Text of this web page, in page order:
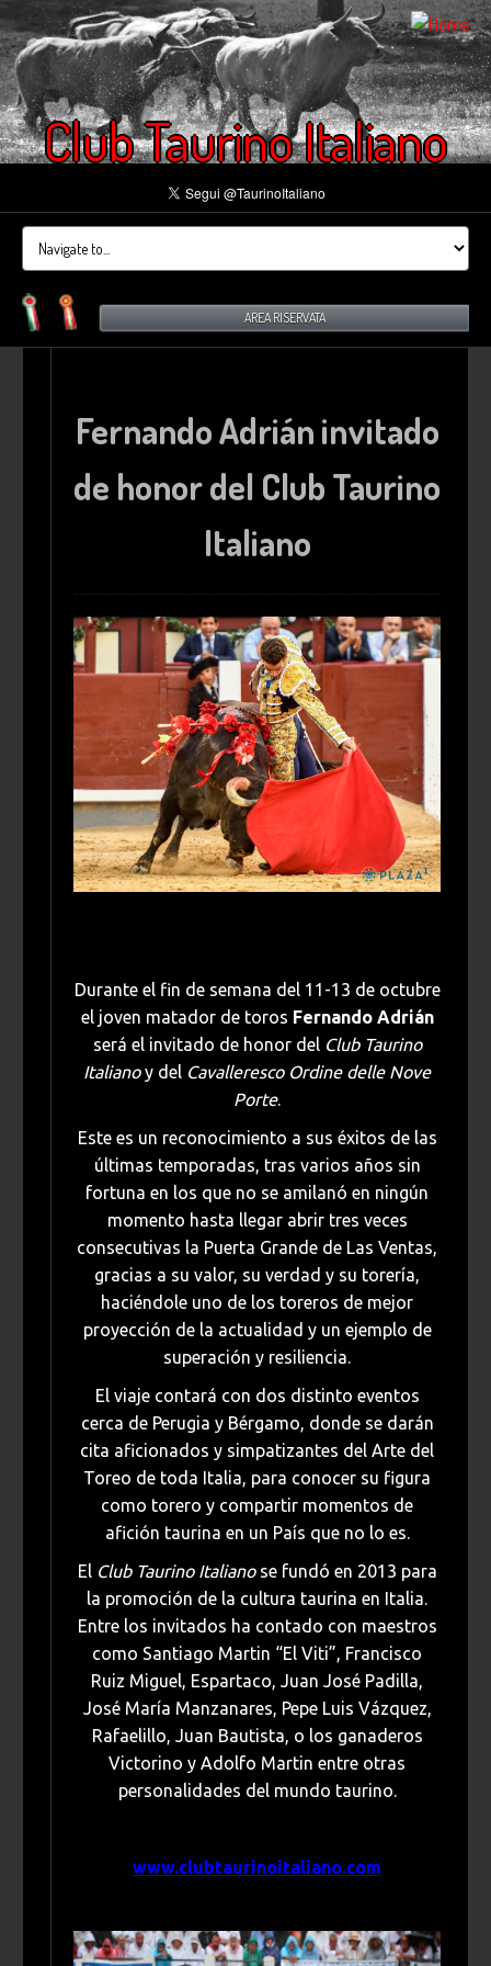
Club Taurino Italiano
AREA RISERVATA
Fernando Adrián invitado
de honor del Club Taurino
Italiano
Durante el fin de semana del 11-13 de octubre
el joven matador de toros Fernando Adrián
será el invitado de honor del Club Taurino
Italianoy del Cavalleresco Ordine delle Nove
Porte.
Este es un reconocimiento a sus éxitos de las
últimas temporadas, tras varios años sin
fortuna en los que no se amilanó en ningún
momento hasta llegar abrir tres veces
consecutivas la Puerta Grande de Las Ventas,
gracias a su valor, su verdad y su torería,
haciéndole uno de los toreros de mejor
proyección de la actualidad y un ejemplo de
superación y resiliencia.
El viaje contará con dos distinto eventos
cerca de Perugia y Bérgamo, donde se darán
cita aficionados y simpatizantes del Arte del
Toreo de toda Italia, para conocer su figura
como torero y compartir momentos de
afición taurina en un País que no lo es.
El Club Taurino Italianose fundó en 2013 para
la promoción de la cultura taurina en Italia.
Entre los invitados ha contado con maestros
como Santiago Martin “El Viti”, Francisco
Ruiz Miguel, Espartaco, Juan José Padilla,
José María Manzanares, Pepe Luis Vázquez,
Rafaelillo, Juan Bautista, o los ganaderos
Victorino y Adolfo Martin entre otras
personalidades del mundo taurino.
www.clubtaurinoitaliano.com